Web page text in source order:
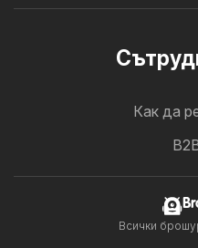
Как да
Всички